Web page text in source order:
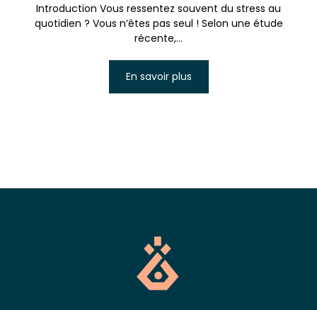
Introduction Vous ressentez souvent du stress au
quotidien ? Vous n’êtes pas seul ! Selon une étude
récente,...
En savoir plus